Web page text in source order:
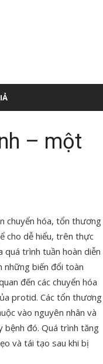
– một
chuyển hóa, tổn thương
cho dễ hiểu, trên thực
quá trình tuần hoàn diễn
những biến đổi toàn
đến các chuyển hóa
protid. Các tổn thương
vào nguyên nhân và
bệnh đó. Quá trình tăng
và tái tạo sau khi bị